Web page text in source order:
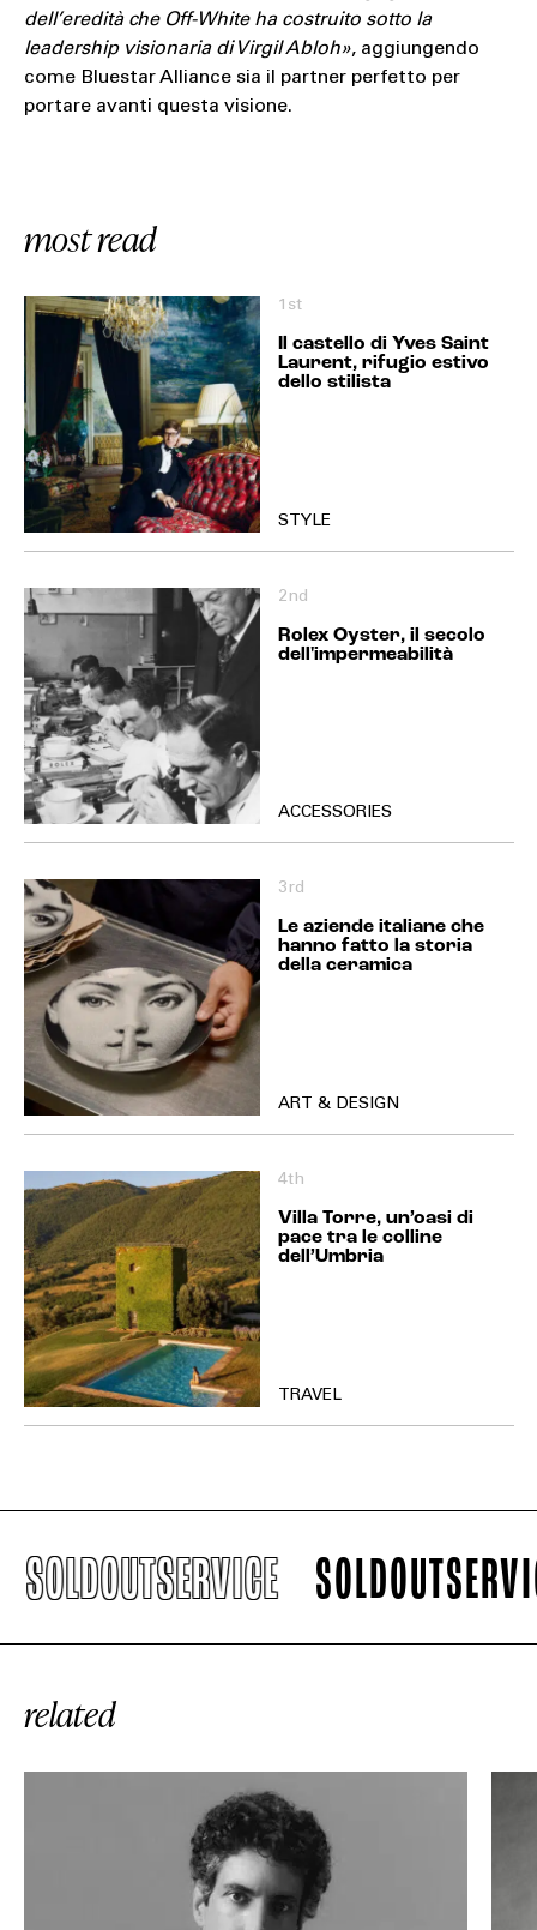
dell’eredità che Off-White ha costruito sotto la
leadership visionaria di Virgil Abloh», aggiungendo
come Bluestar Alliance sia il partner perfetto per
portare avanti questa visione.
most read
1st
Il castello di Yves Saint
Laurent, rifugio estivo
dello stilista
STYLE
2nd
Rolex Oyster, il secolo
dell'impermeabilità
ACCESSORIES
3rd
Le aziende italiane che
hanno fatto la storia
della ceramica
ART & DESIGN
4th
Villa Torre, un’oasi di
pace tra le colline
dell’Umbria
TRAVEL
related